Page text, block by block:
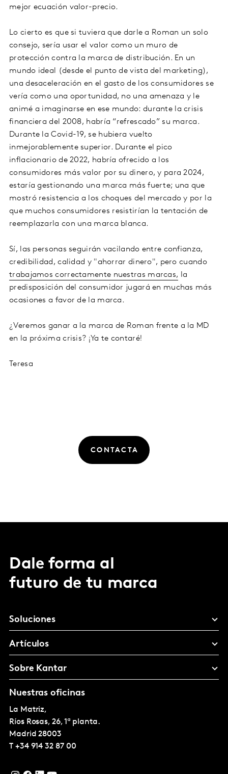
mejor ecuación valor-precio.
Lo cierto es que si tuviera que darle a Roman un solo
consejo, sería usar el valor como un muro de
protección contra la marca de distribución. En un
mundo ideal (desde el punto de vista del marketing),
una desaceleración en el gasto de los consumidores se
vería como una oportunidad, no una amenaza y le
animé a imaginarse en ese mundo: durante la crisis
financiera del 2008, habría “refrescado” su marca.
Durante la Covid-19, se hubiera vuelto
inmejorablemente superior. Durante el pico
inflacionario de 2022, habría ofrecido a los
consumidores más valor por su dinero, y para 2024,
estaría gestionando una marca más fuerte; una que
mostró resistencia a los choques del mercado y por la
que muchos consumidores resistirían la tentación de
reemplazarla con una marca blanca.
Sí, las personas seguirán vacilando entre confianza,
credibilidad, calidad y "ahorrar dinero", pero cuando
trabajamos correctamente nuestras marcas, la
predisposición del consumidor jugará en muchas más
ocasiones a favor de la marca.
¿Veremos ganar a la marca de Roman frente a la MD
en la próxima crisis? ¡Ya te contaré!
Teresa
CONTACTA
Dale forma al
futuro de tu marca
Soluciones
Artículos
Sobre Kantar
Nuestras oficinas
La Matriz,
Ríos Rosas, 26, 1ª planta.
Madrid 28003
T +34 914 32 87 00